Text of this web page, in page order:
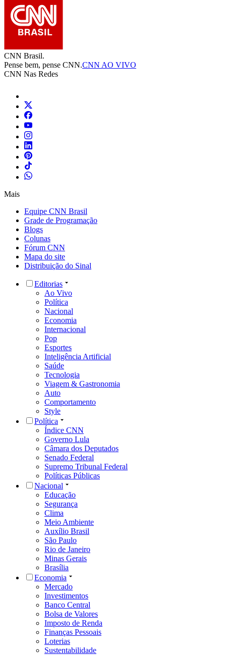
CNN Brasil.
Pense bem, pense CNN.CNN AO VIVO
CNN Nas Redes
Mais
Equipe CNN Brasil
Grade de Programação
Blogs
Colunas
Fórum CNN
Mapa do site
Distribuição do Sinal
Editorias
Ao Vivo
Política
Nacional
Economia
Internacional
Pop
Esportes
Inteligência Artificial
Saúde
Tecnologia
Viagem & Gastronomia
Auto
Comportamento
Style
Política
Índice CNN
Governo Lula
Câmara dos Deputados
Senado Federal
Supremo Tribunal Federal
Políticas Públicas
Nacional
Educação
Segurança
Clima
Meio Ambiente
Auxílio Brasil
São Paulo
Rio de Janeiro
Minas Gerais
Brasília
Economia
Mercado
Investimentos
Banco Central
Bolsa de Valores
Imposto de Renda
Finanças Pessoais
Loterias
Sustentabilidade